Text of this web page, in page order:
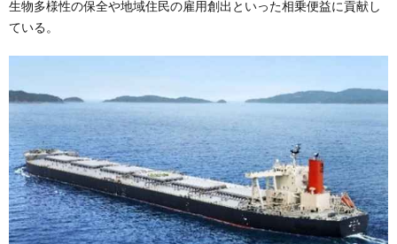
生物多様性の保全や地域住民の雇用創出といった相乗便益に貢献し
ている。